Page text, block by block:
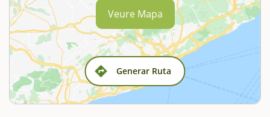
Generar Ruta
Veure Mapa